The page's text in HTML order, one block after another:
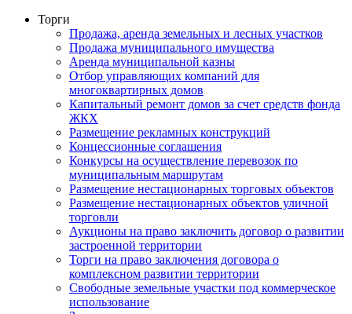
Торги
Продажа, аренда земельных и лесных участков
Продажа муниципального имущества
Аренда муниципальной казны
Отбор управляющих компаний для
многоквартирных домов
Капитальный ремонт домов за счет средств фонда
ЖКХ
Размещение рекламных конструкций
Концессионные соглашения
Конкурсы на осуществление перевозок по
муниципальным маршрутам
Размещение нестационарных торговых объектов
Размещение нестационарных объектов уличной
торговли
Аукционы на право заключить договор о развитии
застроенной территории
Торги на право заключения договора о
комплексном развитии территории
Свободные земельные участки под коммерческое
использование